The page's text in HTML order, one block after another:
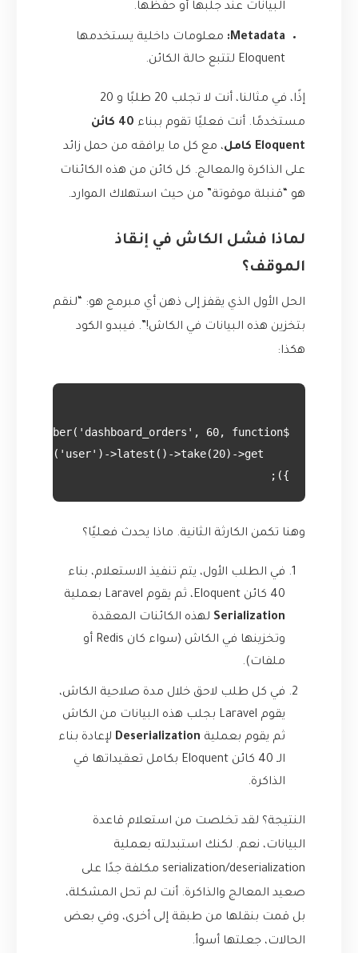
البيانات عند جلبها أو حفظها.
Metadata:
معلومات داخلية يستخدمها
Eloquent لتتبع حالة الكائن.
إذًا، في مثالنا، أنت لا تجلب 20 طلبًا و 20
مستخدمًا. أنت فعليًا تقوم ببناء
40 كائن
Eloquent كامل
، مع كل ما يرافقه من حمل زائد
على الذاكرة والمعالج. كل كائن من هذه الكائنات
هو “قنبلة موقوتة” من حيث استهلاك الموارد.
لماذا فشل الكاش في إنقاذ
الموقف؟
الحل الأول الذي يقفز إلى ذهن أي مبرمج هو: “لنقم
بتخزين هذه البيانات في الكاش!”. فيبدو الكود
هكذا:
});
وهنا تكمن الكارثة الثانية. ماذا يحدث فعليًا؟
في الطلب الأول، يتم تنفيذ الاستعلام، بناء
40 كائن Eloquent، ثم يقوم Laravel بعملية
Serialization لهذه الكائنات المعقدة
وتخزينها في الكاش (سواء كان Redis أو
ملفات).
في كل طلب لاحق خلال مدة صلاحية الكاش،
يقوم Laravel بجلب هذه البيانات من الكاش
ثم يقوم بعملية Deserialization لإعادة بناء
الـ 40 كائن Eloquent بكامل تعقيداتها في
الذاكرة.
النتيجة؟ لقد تخلصت من استعلام قاعدة
البيانات، نعم. لكنك استبدلته بعملية
serialization/deserialization مكلفة جدًا على
صعيد المعالج والذاكرة. أنت لم تحل المشكلة،
بل قمت بنقلها من طبقة إلى أخرى، وفي بعض
الحالات، جعلتها أسوأ.